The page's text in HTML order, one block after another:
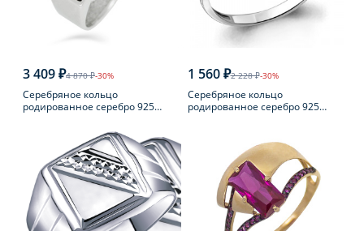
3 409 ₽4 870 ₽-30%
Серебряное кольцо
родированное серебро 925
1 560 ₽2 228 ₽-30%
Серебряное кольцо
родированное серебро 925